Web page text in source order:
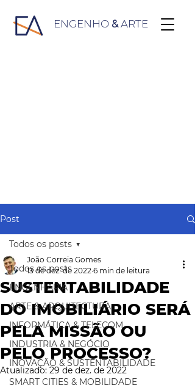
ENGENHO &ARTE
Post
Todos os posts
ENGENHARIA
ARTE & ARQUITECTURA
INFORMÁTICA & TELECOM
INDUSTRIA & NEGÓCIO
INOVAÇÃO & SUSTENTABILIDADE
SMART CITIES & MOBILIDADE
Todos os posts
SUSTENTABILIDADE
DO IMOBILIÁRIO SERÁ
PELA MISSÃO OU
PELO PROCESSO?
João Correia Gomes
13 de dez. de 2022 6 min de leitura
Atualizado: 29 de dez. de 2022